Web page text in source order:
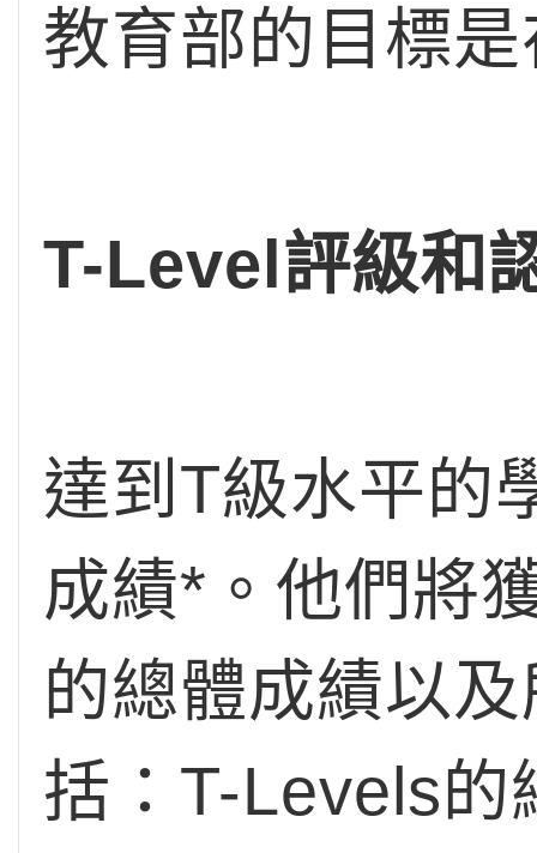
教育部的目標
T-Level評級和
達到T級水平的
成績*。他們將
的總體成績以
括：T-Levels